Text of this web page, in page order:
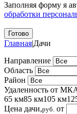
Заполняя форму я
обработки
Главная|Дачи
Направление
Область
Район
Удаленность от
65 км85 км105 км
Цена дачи,руб. от